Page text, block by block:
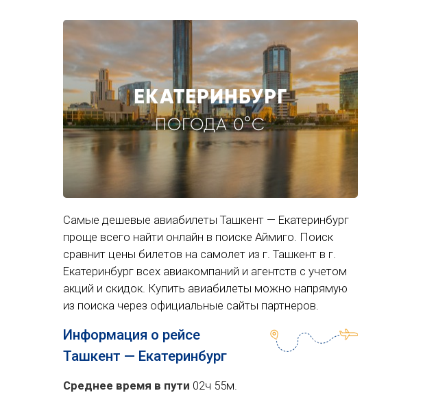
ЕКАТЕРИНБУРГ
ПОГОДА 0°C
Самые дешевые авиабилеты Ташкент — Екатеринбург
проще всего найти онлайн в поиске Аймиго. Поиск
сравнит цены билетов на самолет из г. Ташкент в г.
Екатеринбург всех авиакомпаний и агентств с учетом
акций и скидок. Купить авиабилеты можно напрямую
из поиска через официальные сайты партнеров.
Информация о рейсе
Ташкент — Екатеринбург
Среднее время в пути 02ч 55м.